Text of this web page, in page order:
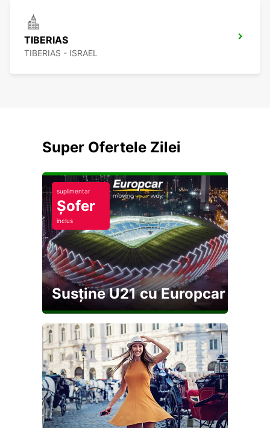
TIBERIAS
TIBERIAS - ISRAEL
Super Ofertele Zilei
suplimentar
Șofer
inclus
Susține U21 cu Europcar